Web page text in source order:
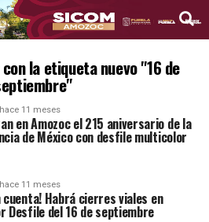
la etiqueta nuevo "16 de
hace 11 meses
en Amozoc el 215 aniversario de la
de México con desfile multicolor
hace 11 meses
cuenta! Habrá cierres viales en
Desfile del 16 de septiembre